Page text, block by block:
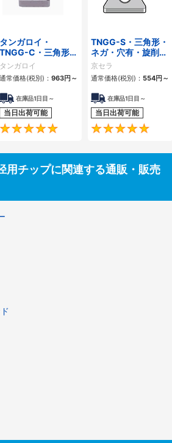
4.8
タンガロイ・
TNGG-C・三角形・
ネガ・穴有・旋削チ
ップ
タンガロイ
通常価格(税別)： 963円 ～
在庫品1日目～
当日出荷可能
5
TNGG-S・三角形・
ネガ・穴有・旋削チ
ップ
京セラ
通常価格(税別)： 554円 ～
在庫品1日目～
当日出荷可能
用チップに関連する通販・販売